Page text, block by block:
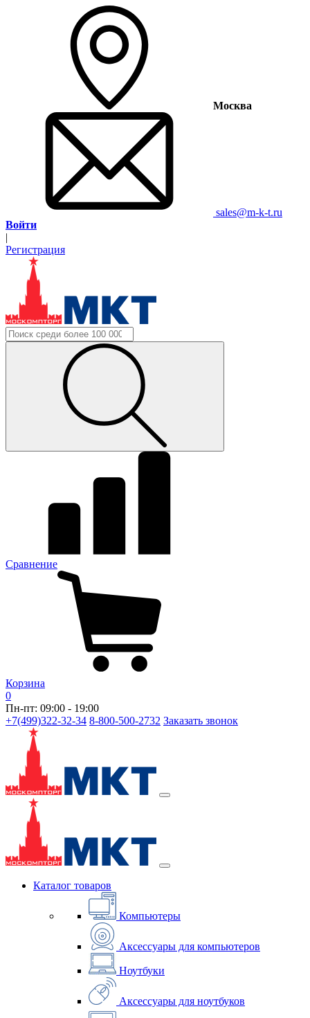
Москва
sales@m-k-t.ru
Войти
|
Регистрация
Сравнение
Корзина
0
Пн-пт: 09:00 - 19:00
+7(499)322-32-34 8-800-500-2732 Заказать звонок
Каталог товаров
Компьютеры
Аксессуары для компьютеров
Ноутбуки
Аксессуары для ноутбуков